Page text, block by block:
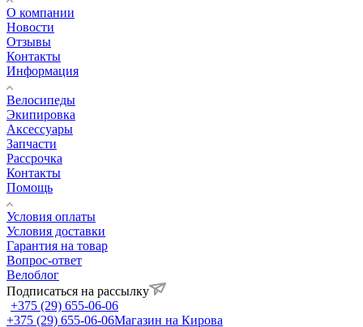
О компании
Новости
Отзывы
Контакты
Информация
Велосипеды
Экипировка
Аксессуары
Запчасти
Рассрочка
Контакты
Помощь
Условия оплаты
Условия доставки
Гарантия на товар
Вопрос-ответ
Велоблог
Подписаться на рассылку
+375 (29) 655-06-06
+375 (29) 655-06-06Магазин на Кирова